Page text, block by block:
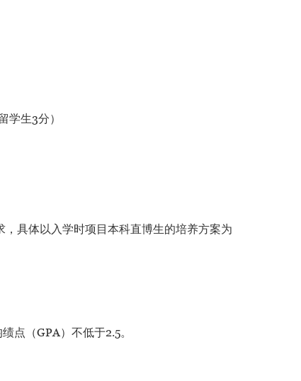
生3分）
具体以入学时项目本科直博生的培养方案为
点（GPA）不低于2.5。